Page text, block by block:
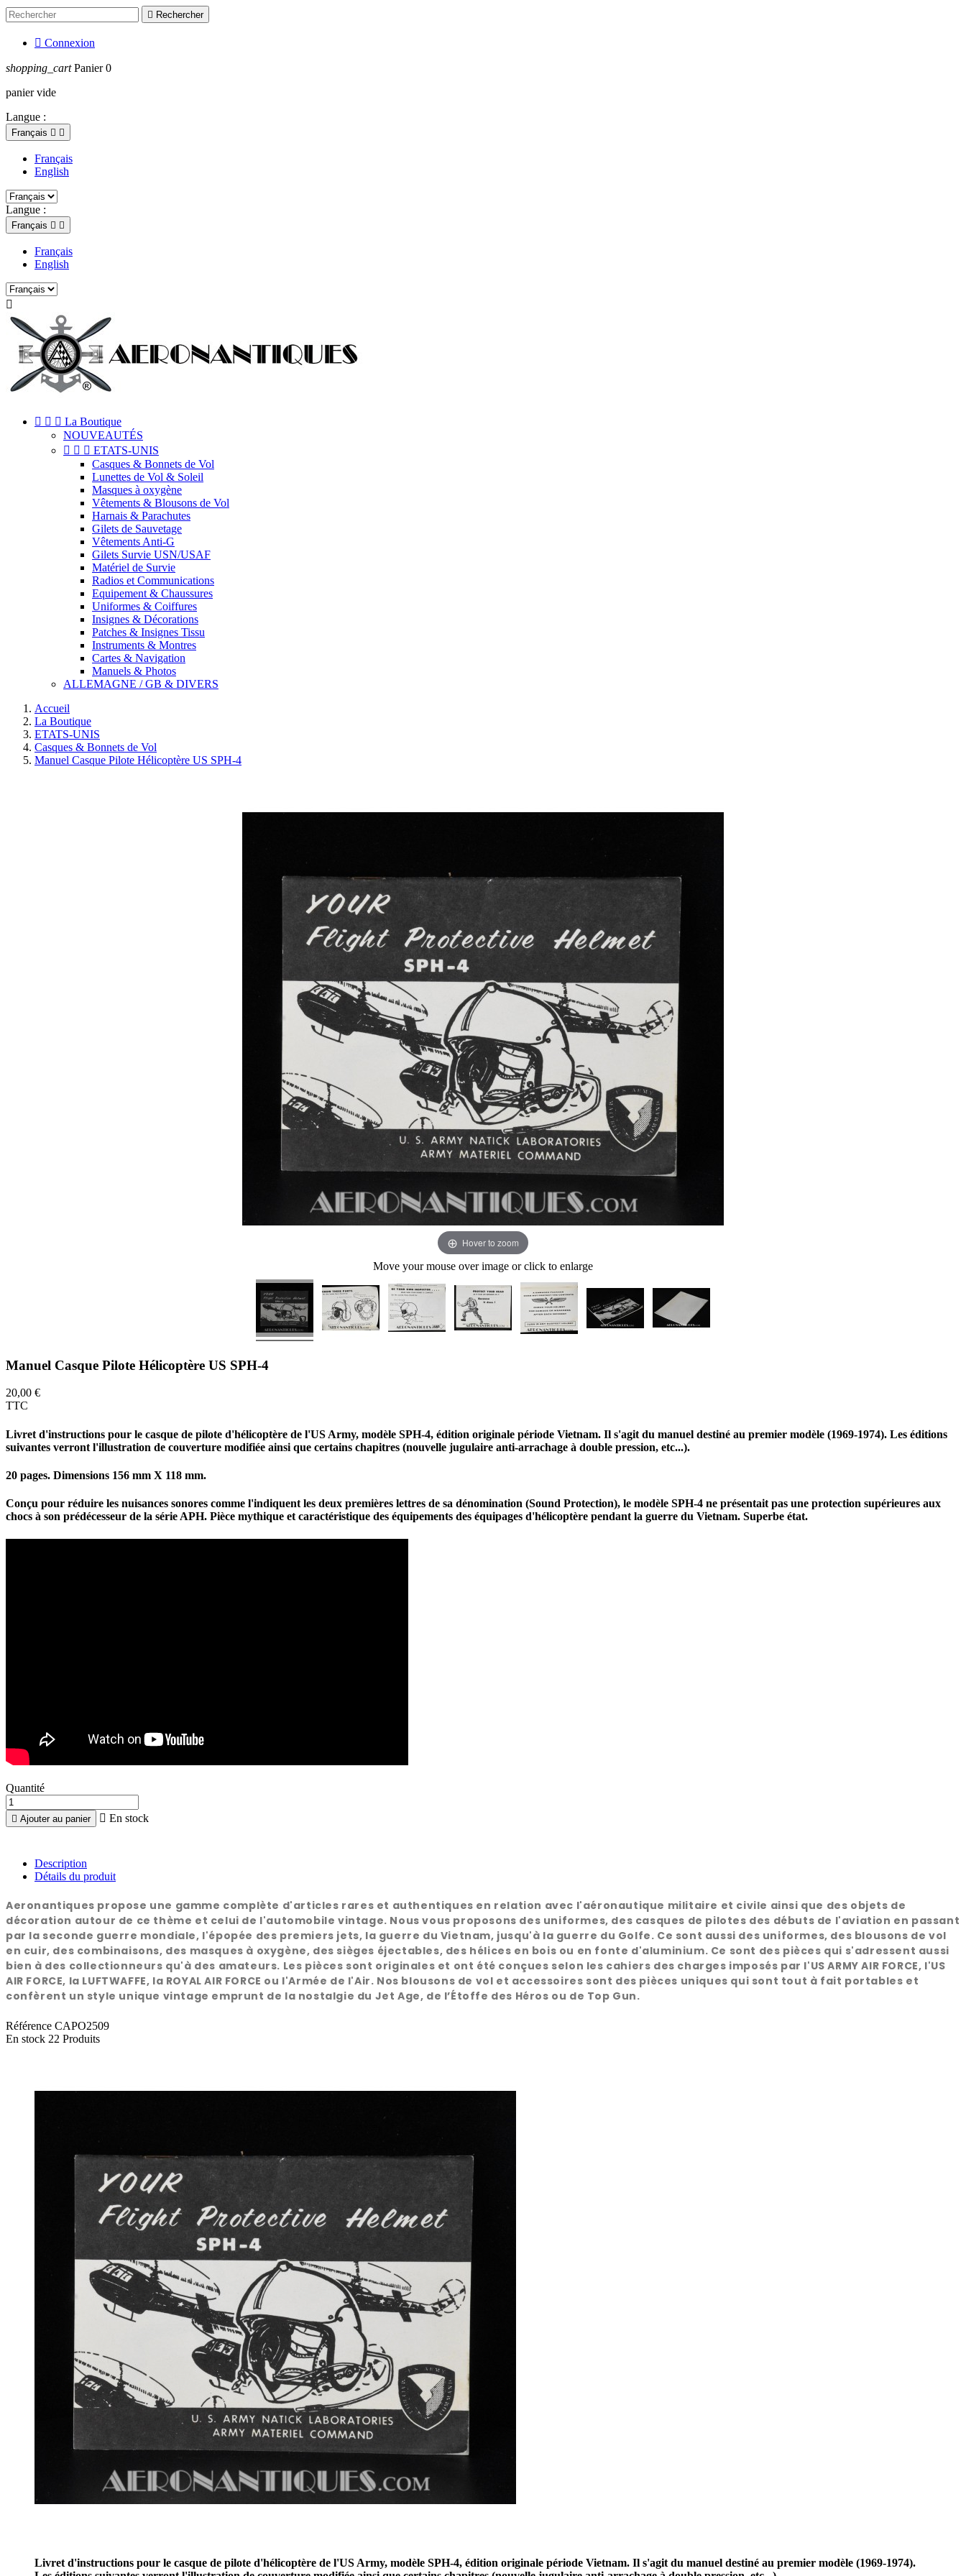
 Rechercher
 Connexion
shopping_cart Panier 0
panier vide
Langue :
Français  
Français
English
Langue :
Français  
Français
English

   La Boutique
NOUVEAUTÉS
   ETATS-UNIS
Casques & Bonnets de Vol
Lunettes de Vol & Soleil
Masques à oxygène
Vêtements & Blousons de Vol
Harnais & Parachutes
Gilets de Sauvetage
Vêtements Anti-G
Gilets Survie USN/USAF
Matériel de Survie
Radios et Communications
Equipement & Chaussures
Uniformes & Coiffures
Insignes & Décorations
Patches & Insignes Tissu
Instruments & Montres
Cartes & Navigation
Manuels & Photos
ALLEMAGNE / GB & DIVERS
Accueil
La Boutique
ETATS-UNIS
Casques & Bonnets de Vol
Manuel Casque Pilote Hélicoptère US SPH-4
Hover to zoom
Move your mouse over image or click to enlarge
Manuel Casque Pilote Hélicoptère US SPH-4
20,00 €
TTC
Livret d'instructions pour le casque de pilote d'hélicoptère de l'US Army, modèle SPH-4, édition originale période Vietnam. Il s'agit du manuel destiné au premier modèle (1969-1974). Les éditions
suivantes verront l'illustration de couverture modifiée ainsi que certains chapitres (nouvelle jugulaire anti-arrachage à double pression, etc...).
20 pages. Dimensions 156 mm X 118 mm.
Conçu pour réduire les nuisances sonores comme l'indiquent les deux premières lettres de sa dénomination (Sound Protection), le modèle SPH-4 ne présentait pas une protection supérieures aux
chocs à son prédécesseur de la série APH. Pièce mythique et caractéristique des équipements des équipages d'hélicoptère pendant la guerre du Vietnam. Superbe état.
Quantité
 Ajouter au panier  En stock
Description
Détails du produit
Aeronantiques propose une gamme complète d'articles rares et authentiques en relation avec l'aéronautique militaire et civile ainsi que des objets de
décoration autour de ce thème et celui de l'automobile vintage. Nous vous proposons des uniformes, des casques de pilotes des débuts de l'aviation en passant
par la seconde guerre mondiale, l'épopée des premiers jets, la guerre du Vietnam, jusqu'à la guerre du Golfe. Ce sont aussi des uniformes, des blousons de vol
en cuir, des combinaisons, des masques à oxygène, des sièges éjectables, des hélices en bois ou en fonte d'aluminium. Ce sont des pièces qui s'adressent aussi
bien à des collectionneurs qu'à des amateurs. Les pièces sont originales et ont été conçues selon les cahiers des charges imposés par l'US ARMY AIR FORCE, l'US
AIR FORCE, la LUFTWAFFE, la ROYAL AIR FORCE ou l'Armée de l'Air. Nos blousons de vol et accessoires sont des pièces uniques qui sont tout à fait portables et
confèrent un style unique vintage emprunt de la nostalgie du Jet Age, de l’Étoffe des Héros ou de Top Gun.
Référence CAPO2509
En stock 22 Produits
Livret d'instructions pour le casque de pilote d'hélicoptère de l'US Army, modèle SPH-4, édition originale période Vietnam. Il s'agit du manuel destiné au premier modèle (1969-1974).